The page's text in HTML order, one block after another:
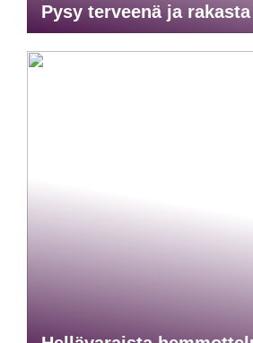
Pysy terveenä ja